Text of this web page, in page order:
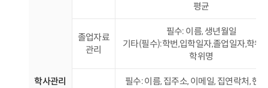
학사관리
평균
졸업자료
관리
필수: 이름, 생년월일
기타(필수):학번,입학일자,졸업일자,학위
학위명
필수: 이름, 집주소, 이메일, 집연락처, 핸